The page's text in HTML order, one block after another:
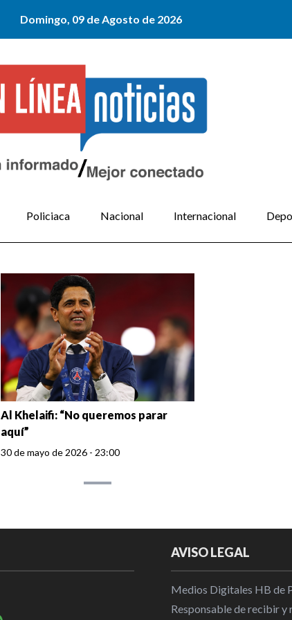
Domingo, 09 de Agosto de 2026
Policiaca Nacional Internacional
Al Khelaifi: “No queremos parar
aquí”
30 de mayo de 2026 - 23:00
AVISO LEGAL
Medios Digitales HB de
Responsable de recibir y